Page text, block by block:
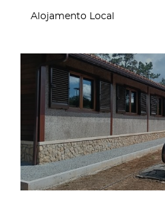
Alojamento Local